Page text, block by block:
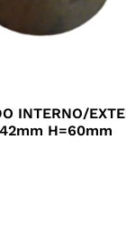
INTERNO/
H=60mm